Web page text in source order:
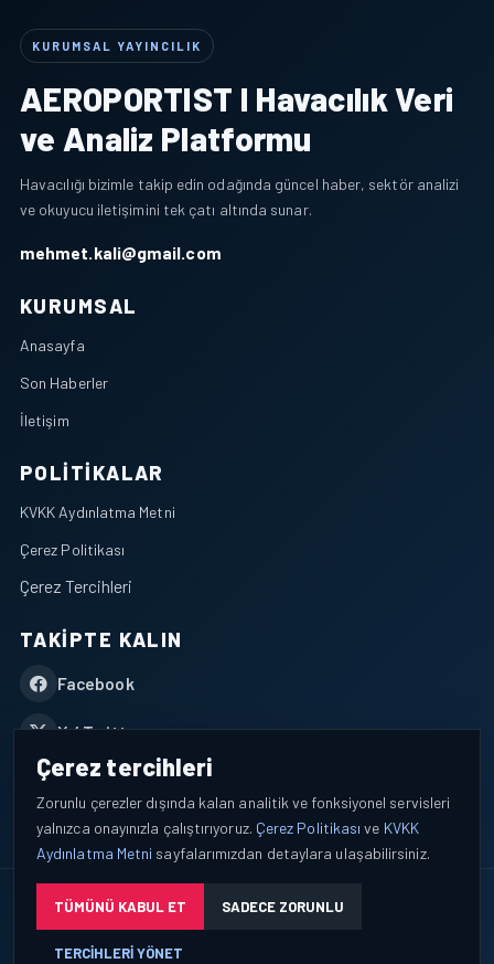
KURUMSAL YAYINCILIK
AEROPORTIST I Havacılık Veri
ve Analiz Platformu
Havacılığı bizimle takip edin odağında güncel haber, sektör analizi
ve okuyucu iletişimini tek çatı altında sunar.
mehmet.kali@gmail.com
KURUMSAL
Anasayfa
Son Haberler
İletişim
POLITIKALAR
KVKK Aydınlatma Metni
Çerez Politikası
Çerez Tercihleri
TAKIPTE KALIN
Facebook
X / Twitter
YouTube
WhatsApp
© 2026 AEROPORTIST I Havacılık Veri ve Analiz Platformu. Tüm
Okuyucu verileri yalnızca açık bilgilendirme ve tercih yönetimi
Çerez tercihleri
Zorunlu çerezler dışında kalan analitik ve fonksiyonel servisleri
yalnızca onayınızla çalıştırıyoruz. Çerez Politikası ve KVKK
Aydınlatma Metni sayfalarımızdan detaylara ulaşabilirsiniz.
TÜMÜNÜ KABUL ET SADECE ZORUNLU
TERCIHLERI YÖNET